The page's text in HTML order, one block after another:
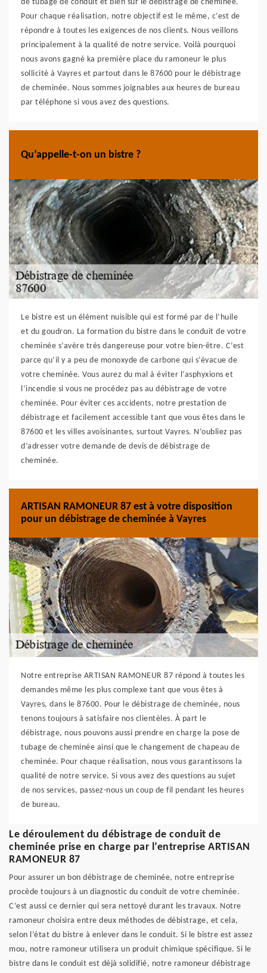
de tubage de conduit et bien sûr le débistrage de cheminée.
Pour chaque réalisation, notre objectif est le même, c’est de
répondre à toutes les exigences de nos clients. Nous veillons
principalement à la qualité de notre service. Voilà pourquoi
nous avons gagné ka première place du ramoneur le plus
sollicité à Vayres et partout dans le 87600 pour le débistrage
de cheminée. Nous sommes joignables aux heures de bureau
par téléphone si vous avez des questions.
Qu’appelle-t-on un bistre ?
Le bistre est un élément nuisible qui est formé par de l’huile
et du goudron. La formation du bistre dans le conduit de votre
cheminée s’avère très dangereuse pour votre bien-être. C’est
parce qu’il y a peu de monoxyde de carbone qui s’évacue de
votre cheminée. Vous aurez du mal à éviter l’asphyxions et
l’incendie si vous ne procédez pas au débistrage de votre
cheminée. Pour éviter ces accidents, notre prestation de
débistrage et facilement accessible tant que vous êtes dans le
87600 et les villes avoisinantes, surtout Vayres. N’oubliez pas
d’adresser votre demande de devis de débistrage de
cheminée.
ARTISAN RAMONEUR 87 est à votre disposition
pour un débistrage de cheminée à Vayres
Notre entreprise ARTISAN RAMONEUR 87 répond à toutes les
demandes même les plus complexe tant que vous êtes à
Vayres, dans le 87600. Pour le débistrage de cheminée, nous
tenons toujours à satisfaire nos clientèles. À part le
débistrage, nous pouvons aussi prendre en charge la pose de
tubage de cheminée ainsi que le changement de chapeau de
cheminée. Pour chaque réalisation, nous vous garantissons la
qualité de notre service. Si vous avez des questions au sujet
de nos services, passez-nous un coup de fil pendant les heures
de bureau.
Le déroulement du débistrage de conduit de
cheminée prise en charge par l’entreprise ARTISAN
RAMONEUR 87
Pour assurer un bon débistrage de cheminée, notre entreprise
procède toujours à un diagnostic du conduit de votre cheminée.
C’est aussi ce dernier qui sera nettoyé durant les travaux. Notre
ramoneur choisira entre deux méthodes de débistrage, et cela,
selon l’état du bistre à enlever dans le conduit. Si le bistre est assez
mou, notre ramoneur utilisera un produit chimique spécifique. Si le
bistre dans le conduit est déjà solidifié, notre ramoneur débistrage